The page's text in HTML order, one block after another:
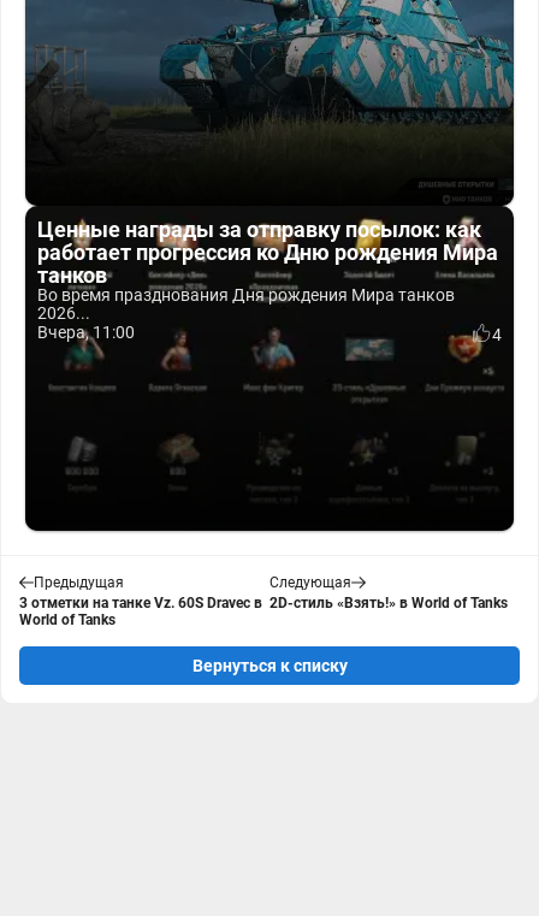
Ценные награды за отправку посылок: как
работает прогрессия ко Дню рождения Мира
танков
Во время празднования Дня рождения Мира танков
2026...
Вчера, 11:00
4
Предыдущая
3 отметки на танке Vz. 60S Dravec в
World of Tanks
Следующая
2D-стиль «Взять!» в World of Tanks
Вернуться к списку